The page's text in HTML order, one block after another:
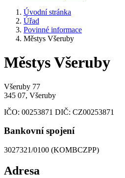
Úvodní stránka
Úřad
Povinné informace
Městys Všeruby
Městys Všeruby
Všeruby 77
345 07, Všeruby
IČO: 00253871 DIČ: CZ00253871
Bankovní spojení
3027321/0100 (KOMBCZPP)
Adresa